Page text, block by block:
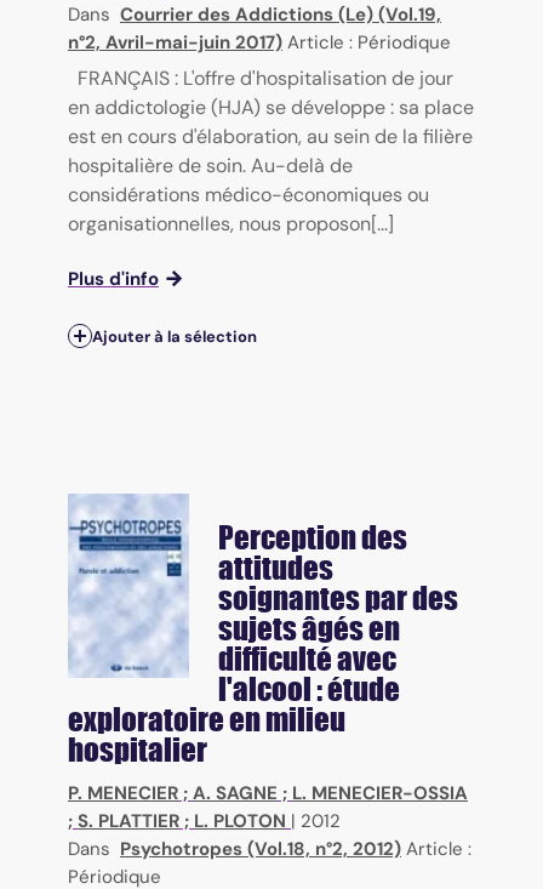
Dans Courrier des Addictions (Le) (Vol.19,
n°2, Avril-mai-juin 2017) Article : Périodique
FRANÇAIS : L'offre d'hospitalisation de jour
en addictologie (HJA) se développe : sa place
est en cours d'élaboration, au sein de la filière
hospitalière de soin. Au-delà de
considérations médico-économiques ou
organisationnelles, nous proposon[...]
Plus d'info
Ajouter à la sélection
Perception des
attitudes
soignantes par des
sujets âgés en
difficulté avec
l'alcool : étude
exploratoire en milieu
hospitalier
P. MENECIER ; A. SAGNE ; L. MENECIER-OSSIA
; S. PLATTIER ; L. PLOTON | 2012
Dans Psychotropes (Vol.18, n°2, 2012) Article :
Périodique